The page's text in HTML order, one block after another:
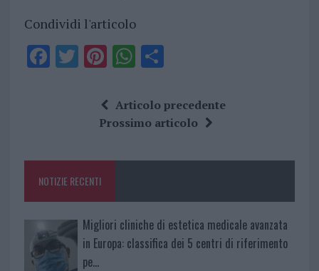
Condividi l'articolo
F
o
k
T Pi
te
re
W
at
s
p
S
a
re
Articolo precedente
Prossimo articolo
NOTIZIE RECENTI
Migliori cliniche di estetica medicale avanzata
in Europa: classifica dei 5 centri di riferimento
pe…